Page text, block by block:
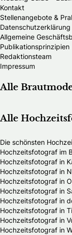
Kontakt
Stellenangebote &
Datenschutzerklärung
Allgemeine
Publikationsprinzipien
Redaktionsteam
Impressum
Alle
Alle
Die schönsten
Hochzeitsfotograf im
Hochzeitsfotograf in
Hochzeitsfotograf in
Hochzeitsfotograf in
Hochzeitsfotograf in
Hochzeitsfotograf in
Hochzeitsfotograf in
Hochzeitsfotograf in
Hochzeitsfotograf in